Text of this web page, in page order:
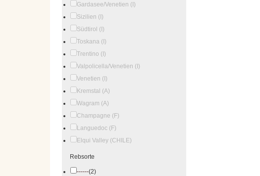
Gardasee/Venetien (I)
Sizilien (I)
Südtirol (I)
Toskana (I)
Trentino (I)
Valpolicella/Venetien (I)
Venetien (I)
Kremstal (A)
Wagram (A)
Champagne (F)
Languedoc (F)
Elqui Valley (CHILE)
Rebsorte
------(2)